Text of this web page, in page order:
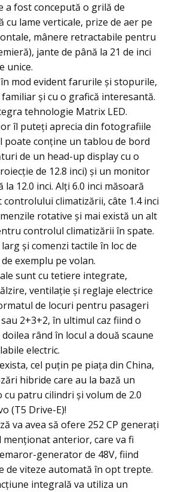
a fost concepută o grilă de
cu lame verticale, prize de aer pe
mânere retractabile pentru
jante de până la 21 de inci
unice.
mod evident farurile şi stopurile,
şi cu o grafică interesantă.
tehnologie Matrix LED.
îl puteţi aprecia din fotografiile
poate conţine un tablou de bord
de un head-up display cu o
de 12.8 inci) şi un monitor
la 12.0 inci. Alţi 6.0 inci măsoară
controlului climatizării, câte 1.4 inci
rotative şi mai există un alt
controlul climatizării în spate.
şi comenzi tactile în loc de
exemplu pe volan.
sunt cu tetiere integrate,
ventilație și reglaje electrice
de locuri pentru pasageri
2+3+2, în ultimul caz fiind o
rând în locul a două scaune
electric.
cel puţin pe piaţa din China,
hibride care au la bază un
patru cilindri şi volum de 2.0
(T5 Drive-E)!
va avea să ofere 252 CP generaţi
anterior, care va fi
generator de 48V, fiind
de viteze automată în opt trepte.
integrală va utiliza un